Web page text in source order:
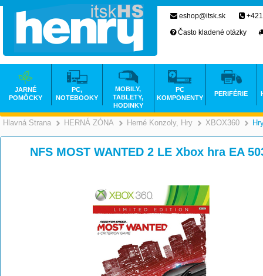
Hlavná Strana >
HERNÁ ZÓNA >
Herné Konzoly, Hry XBOX360
NFS MOST WANTED 2 LE Xbox hra EA
eshop@itsk.sk
Často kladené otázky
JARNÉ
POMÔCKY
PC,
NOTEBOOKY
MOBILY,
TABLETY,
HODINKY
PC
KOMPONENTY
PERIFÉRIE